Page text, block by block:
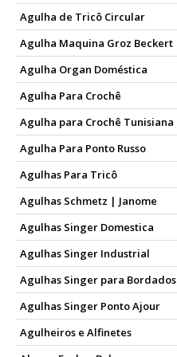
Agulha de Tricô Circular
Agulha Maquina Groz Beckert
Agulha Organ Doméstica
Agulha Para Crochê
Agulha para Crochê Tunisiana
Agulha Para Ponto Russo
Agulhas Para Tricô
Agulhas Schmetz | Janome
Agulhas Singer Domestica
Agulhas Singer Industrial
Agulhas Singer para Bordados
Agulhas Singer Ponto Ajour
Agulheiros e Alfinetes